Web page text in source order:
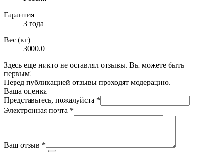
Гарантия
3 года
Вес (кг)
3000.0
Здесь еще никто не оставлял отзывы. Вы можете быть
первым!
Перед публикацией отзывы проходят модерацию.
Ваша оценка
Представьтесь, пожалуйста *
Электронная почта *
Ваш отзыв *